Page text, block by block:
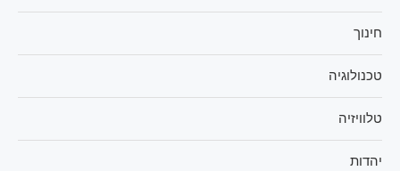
חינוך
טכנולוגיה
טלוויזיה
יהדות